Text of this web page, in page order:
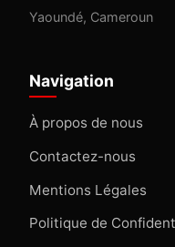
Yaoundé, Cameroun
Navigation
À propos de nous
Contactez-nous
Mentions Légales
Politique de